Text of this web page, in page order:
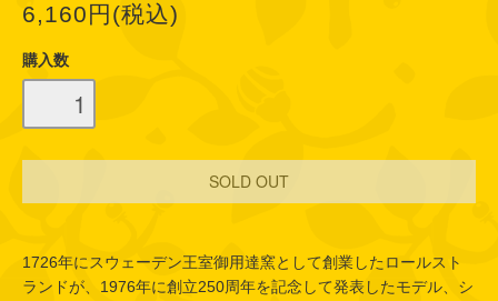
6,160円(税込)
購入数
1726年にスウェーデン王室御用達窯として創業したロールスト
ランドが、1976年に創立250周年を記念して発表したモデル、シ